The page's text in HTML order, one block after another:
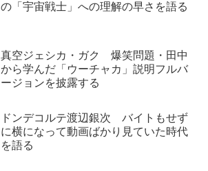
の「宇宙戦士」への理解の早さを語る
真空ジェシカ・ガク 爆笑問題・田中
から学んだ「ウーチャカ」説明フルバ
ージョンを披露する
ドンデコルテ渡辺銀次 バイトもせず
に横になって動画ばかり見ていた時代
を語る